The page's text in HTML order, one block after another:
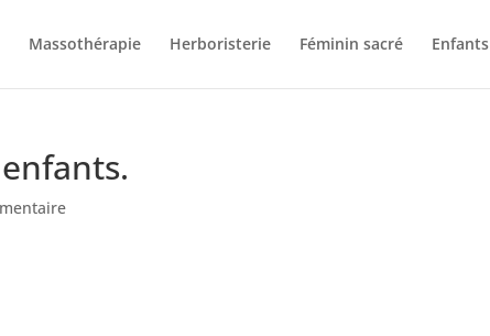
Massothérapie Herboristerie Féminin sacré Enfants